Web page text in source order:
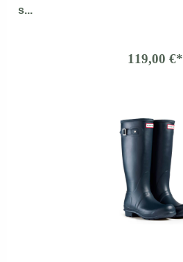
s...
119,00 €*